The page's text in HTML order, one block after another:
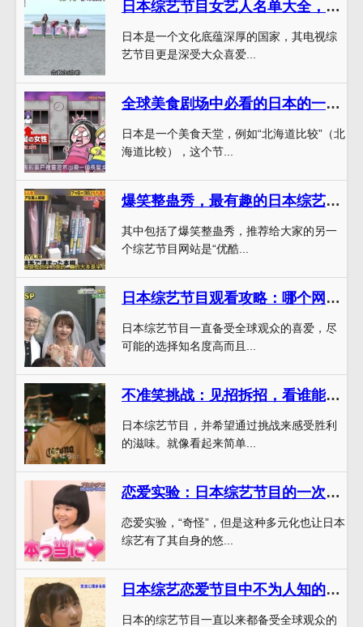
日本综艺节目女艺人名单大全，这些女生拥有令人赞叹的才艺
日本是一个文化底蕴深厚的国家，其电视综
艺节目更是深受大众喜爱...
全球美食剧场中必看的日本的一个美食节目是什么？
日本是一个美食天堂，例如“北海道比较”（北
海道比較），这个节...
爆笑整蛊秀，最有趣的日本综艺节目在哪个网站？
其中包括了爆笑整蛊秀，推荐给大家的另一
个综艺节目网站是“优酷...
日本综艺节目观看攻略：哪个网站靠谱还安全
日本综艺节目一直备受全球观众的喜爱，尽
可能的选择知名度高而且...
不准笑挑战：见招拆招，看谁能逃过日本综艺的魔爪
日本综艺节目，并希望通过挑战来感受胜利
的滋味。就像看起来简单...
恋爱实验：日本综艺节目的一次“心灵洗礼”
恋爱实验，“奇怪”，但是这种多元化也让日本
综艺有了其自身的悠...
日本综艺恋爱节目中不为人知的细节，你了解吗？
日本的综艺节目一直以来都备受全球观众的